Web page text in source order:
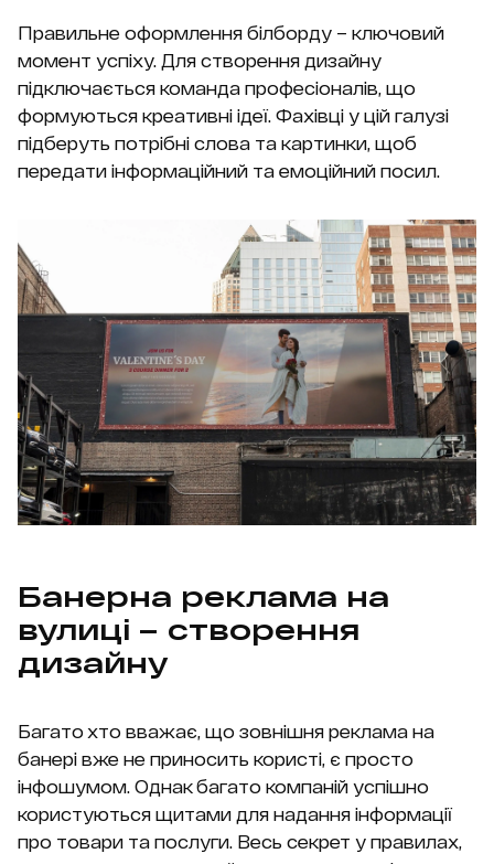
Правильне оформлення білборду – ключовий
момент успіху. Для створення дизайну
підключається команда професіоналів, що
формуються креативні ідеї. Фахівці у цій галузі
підберуть потрібні слова та картинки, щоб
передати інформаційний та емоційний посил.
Банерна реклама на
вулиці – створення
дизайну
Багато хто вважає, що зовнішня реклама на
банері вже не приносить користі, є просто
інфошумом. Однак багато компаній успішно
користуються щитами для надання інформації
про товари та послуги. Весь секрет у правилах,